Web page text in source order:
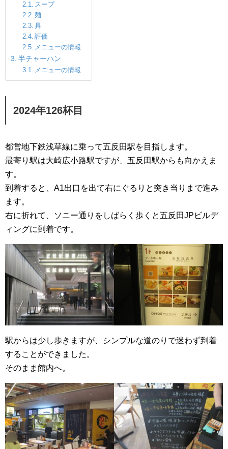
スープ
麺
具
評価
メニューの情報
半チャーハン
メニューの情報
2024年126杯目
都営地下鉄浅草線に乗って五反田駅を目指します。
最寄り駅は大崎広小路駅ですが、五反田駅からも向かえま
す。
到着すると、A1出口を出て右にぐるりと突き当りまで進み
ます。
右に折れて、ソニー通りをしばらく歩くと五反田JPビルデ
ィングに到着です。
駅からは少し歩きますが、シンプルな道のりで迷わず到着
することができました。
そのまま館内へ。